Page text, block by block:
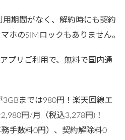
期間がなく、解約時にも契約
ホのSIMロックもありません。
プリご利用で、無料で国内通
までは980円！楽天回線エ
円/月（税込3,278円)！
手数料0円）、契約解除料0